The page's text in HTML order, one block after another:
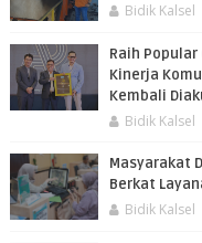
Bidik Kalsel
Raih
Kinerja
Kembali
Bidik Kalsel
Masyarakat
Berkat
Bidik Kalsel